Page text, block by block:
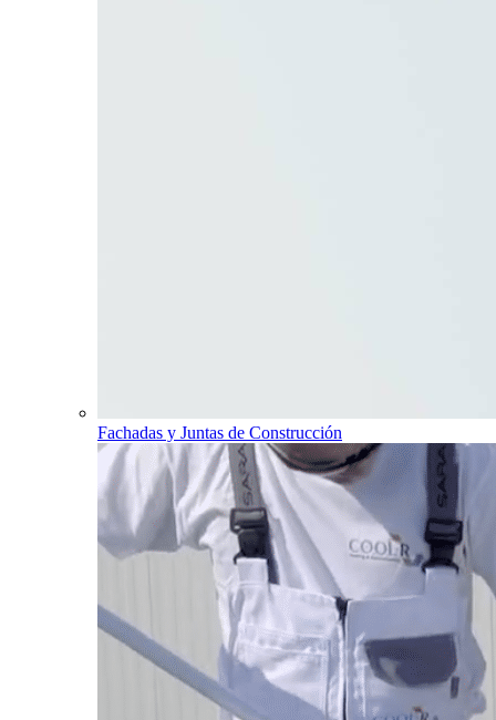
Fachadas y Juntas de Construcción